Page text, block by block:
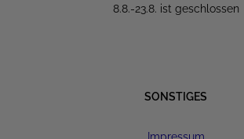
8.8.-23.8. ist geschlossen
SONSTIGES